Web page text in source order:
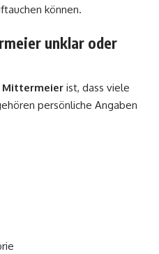
können.
unklar oder
Mittermeier ist, dass viele
persönliche Angaben